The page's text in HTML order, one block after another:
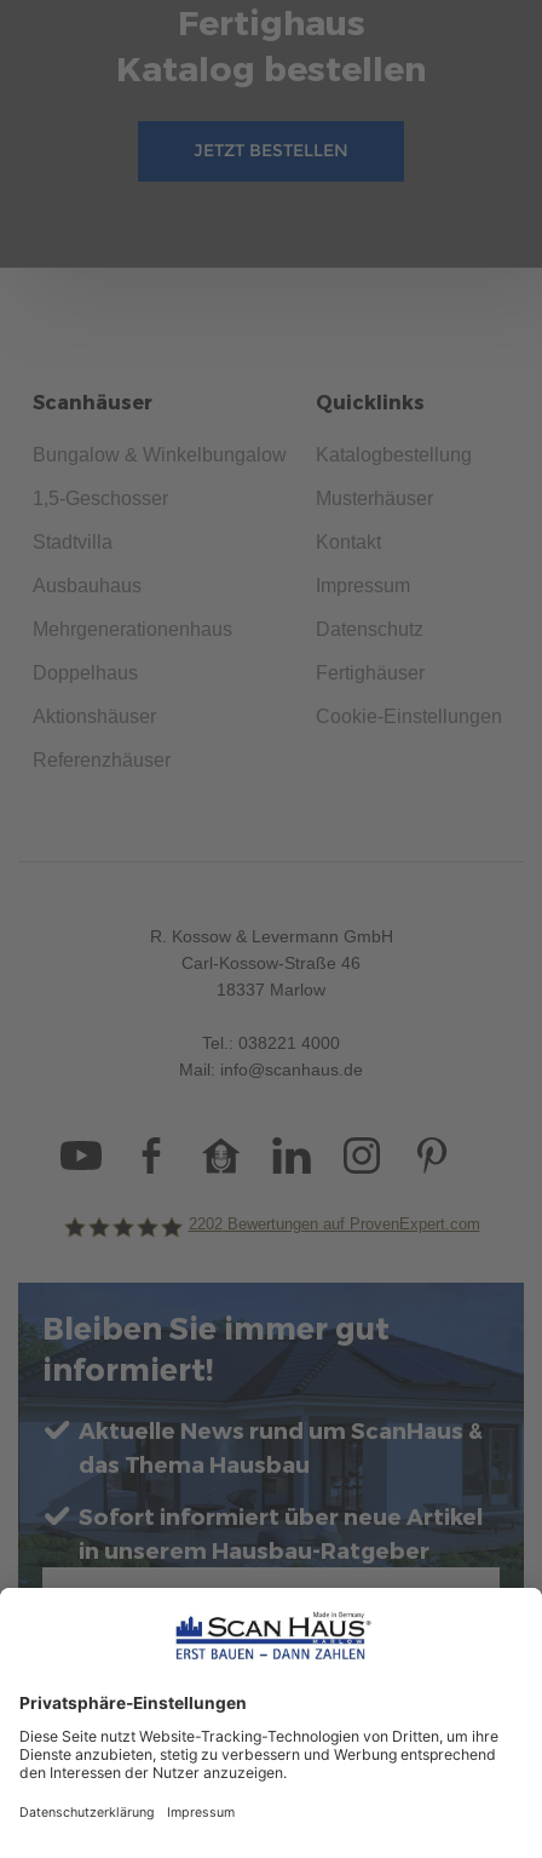
Fertighaus
Katalog bestellen
JETZT BESTELLEN
Scanhäuser
Bungalow & Winkelbungalow
1,5-Geschosser
Stadtvilla
Ausbauhaus
Mehrgenerationenhaus
Doppelhaus
Aktionshäuser
Referenzhäuser
Quicklinks
Katalogbestellung
Musterhäuser
Kontakt
Impressum
Datenschutz
Fertighäuser
Cookie-Einstellungen
R. Kossow & Levermann GmbH
Carl-Kossow-Straße 46
18337 Marlow
Tel.: 038221 4000
Mail: info@scanhaus.de
2202 Bewertungen auf ProvenExpert.com
Bleiben Sie immer gut
informiert!
Aktuelle News rund um ScanHaus &
das Thema Hausbau
Sofort informiert über neue Artikel
in unserem Hausbau-Ratgeber